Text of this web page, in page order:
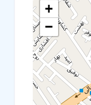
+
−